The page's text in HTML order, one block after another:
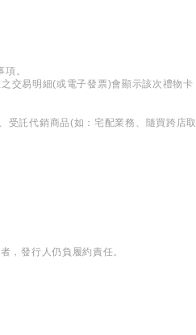
。
交易明細(或電子發票)會顯示該次禮物卡
受託代銷商品(如：宅配業務、隨買跨店取
，發行人仍負履約責任。